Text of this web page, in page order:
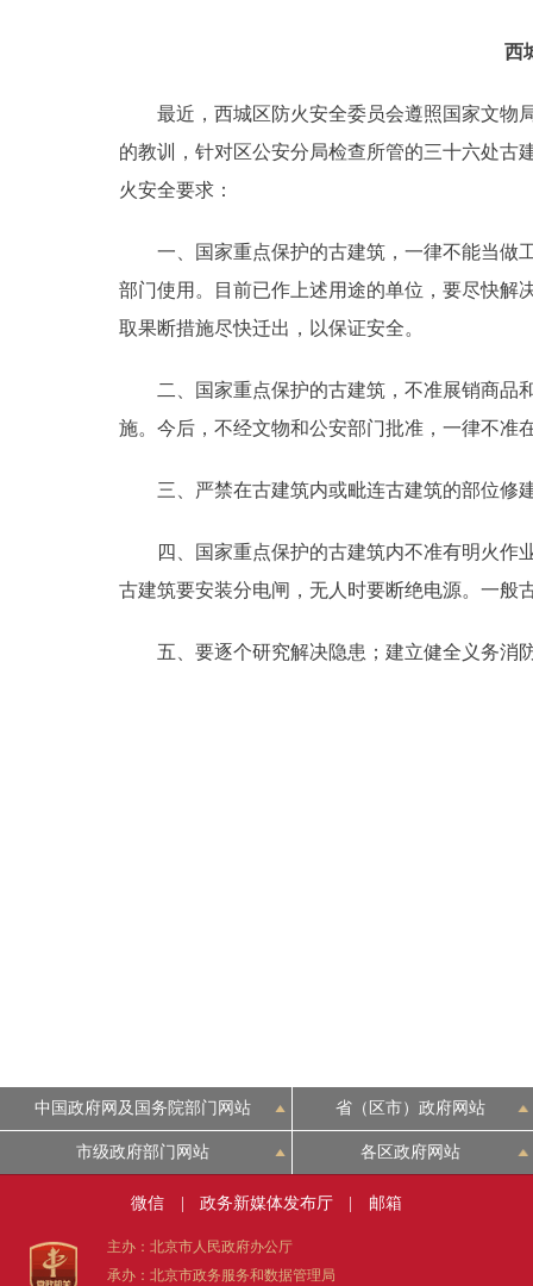
12345网上接诉即办
走进北京
北京概况
绿色北京
DEUTSCH
ESPAÑOL
西
最近，西城区防火安全委员会遵照国家文物局
的教训，针对区公安分局检查所管的三十六处古
火安全要求：
一、国家重点保护的古建筑，一律不能当做工
部门使用。目前已作上述用途的单位，要尽快解
取果断措施尽快迁出，以保证安全。
二、国家重点保护的古建筑，不准展销商品和
施。今后，不经文物和公安部门批准，一律不准
三、严禁在古建筑内或毗连古建筑的部位修建
四、国家重点保护的古建筑内不准有明火作业
古建筑要安装分电闸，无人时要断绝电源。一般
五、要逐个研究解决隐患；建立健全义务消防
中国政府网及国务院部门网站 省（区市）政府网站
市级政府部门网站 各区政府网站
微信 政务新媒体发布厅 邮箱
主办：北京市人民政府办公厅
承办：北京市政务服务和数据管理局